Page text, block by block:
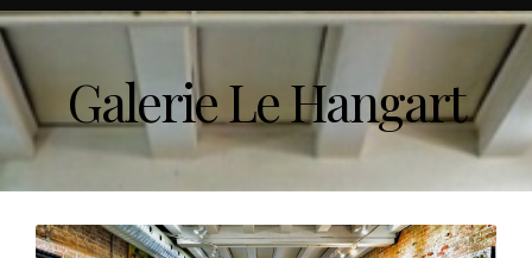
Galerie Le Hangart